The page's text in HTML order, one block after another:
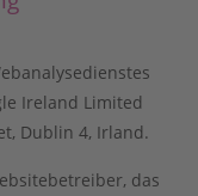
Ireland Limited
Dublin 4, Irland.
das